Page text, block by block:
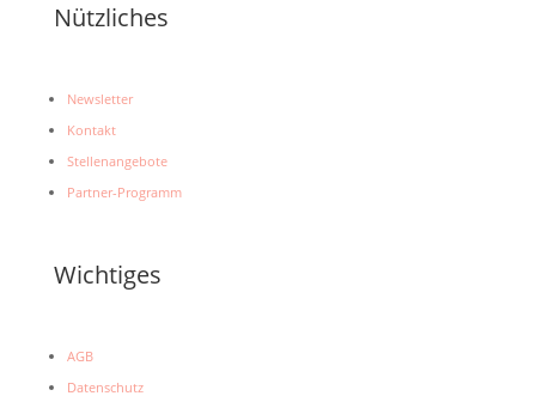
Nützliches
Newsletter
Kontakt
Stellenangebote
Partner-Programm
Wichtiges
AGB
Datenschutz